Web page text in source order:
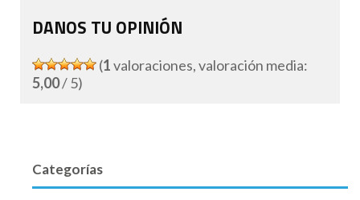
DANOS TU OPINIÓN
(1valoraciones, valoración media:
5,00/ 5)
Categorías